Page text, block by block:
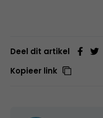
Deel dit artikel
Kopieer link